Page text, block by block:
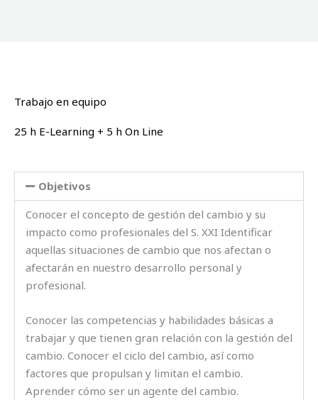
Trabajo en equipo
25 h E-Learning + 5 h On Line
Objetivos
Conocer el concepto de gestión del cambio y su
impacto como profesionales del S. XXI Identificar
aquellas situaciones de cambio que nos afectan o
afectarán en nuestro desarrollo personal y
profesional.
Conocer las competencias y habilidades básicas a
trabajar y que tienen gran relación con la gestión del
cambio. Conocer el ciclo del cambio, así como
factores que propulsan y limitan el cambio.
Aprender cómo ser un agente del cambio.